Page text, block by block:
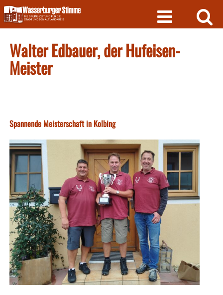
Skip
to
content
Walter Edbauer, der Hufeisen-
Meister
Spannende Meisterschaft in Kolbing